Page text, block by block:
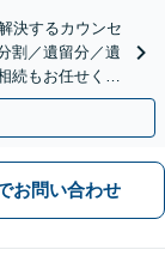
決するカウンセ
割／遺留分／遺
もお任せくだ
お問い合わせ